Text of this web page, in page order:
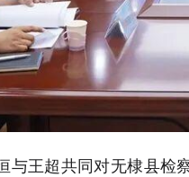
与王超共同对无棣县检